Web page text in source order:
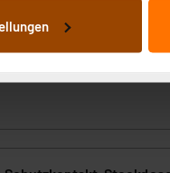
von Ihnen
Cookies nach Zweck